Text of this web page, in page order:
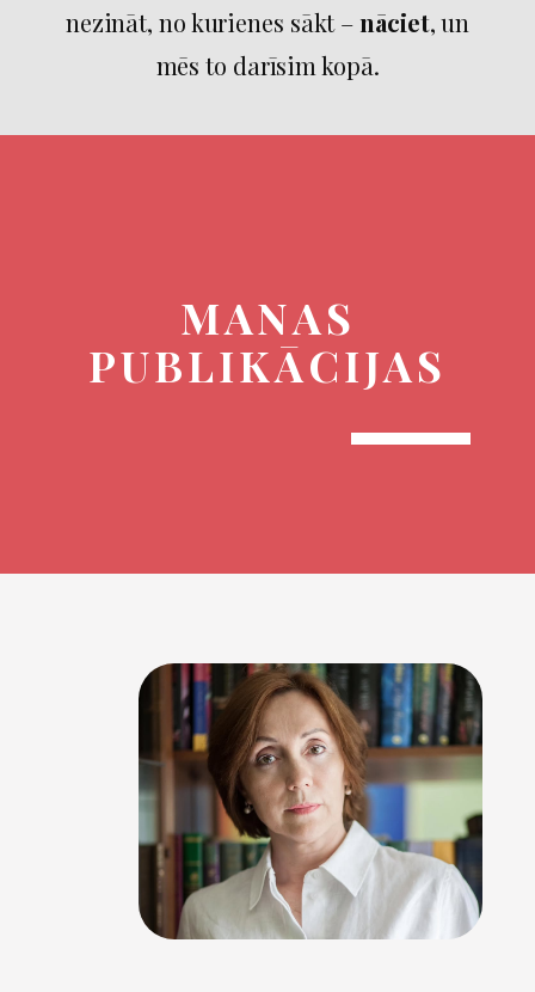
nezināt, no kurienes sākt –nāciet, un
mēs to darīsim kopā.
​MANAS
PUBLIKĀCIJAS
11.07.2025.